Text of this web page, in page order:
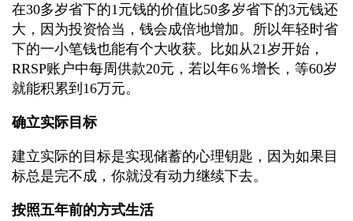
在30多岁省下的1元钱的价值比50多岁省下的3元钱还
大，因为投资恰当，钱会成倍地增加。所以年轻时省
下的一小笔钱也能有个大收获。比如从21岁开始，
RRSP账户中每周供款20元，若以年6％增长，等60岁
就能积累到16万元。
确立实际目标
建立实际的目标是实现储蓄的心理钥匙，因为如果目
标总是完不成，你就没有动力继续下去。
按照五年前的方式生活